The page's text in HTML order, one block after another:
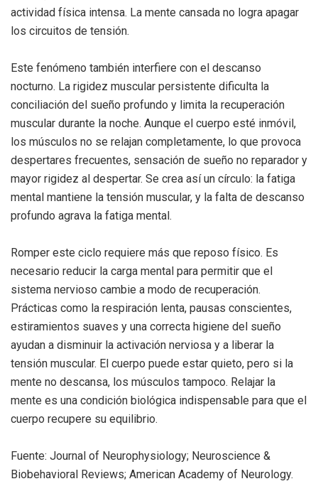
actividad física intensa. La mente cansada no logra apagar
los circuitos de tensión.
Este fenómeno también interfiere con el descanso
nocturno. La rigidez muscular persistente dificulta la
conciliación del sueño profundo y limita la recuperación
muscular durante la noche. Aunque el cuerpo esté inmóvil,
los músculos no se relajan completamente, lo que provoca
despertares frecuentes, sensación de sueño no reparador y
mayor rigidez al despertar. Se crea así un círculo: la fatiga
mental mantiene la tensión muscular, y la falta de descanso
profundo agrava la fatiga mental.
Romper este ciclo requiere más que reposo físico. Es
necesario reducir la carga mental para permitir que el
sistema nervioso cambie a modo de recuperación.
Prácticas como la respiración lenta, pausas conscientes,
estiramientos suaves y una correcta higiene del sueño
ayudan a disminuir la activación nerviosa y a liberar la
tensión muscular. El cuerpo puede estar quieto, pero si la
mente no descansa, los músculos tampoco. Relajar la
mente es una condición biológica indispensable para que el
cuerpo recupere su equilibrio.
Fuente: Journal of Neurophysiology; Neuroscience &
Biobehavioral Reviews; American Academy of Neurology.